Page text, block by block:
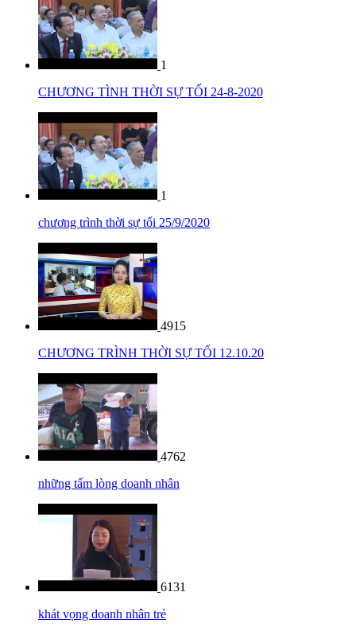
1
CHƯƠNG TÌNH THỜI SỰ TỐI 24-8-2020
1
chương trình thời sự tối 25/9/2020
4915
CHƯƠNG TRÌNH THỜI SỰ TỐI 12.10.20
4762
những tấm lòng doanh nhân
6131
khát vọng doanh nhân trẻ